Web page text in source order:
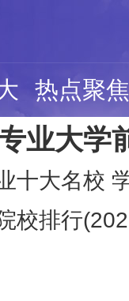
热点聚焦
业大学
十大名校
校排行